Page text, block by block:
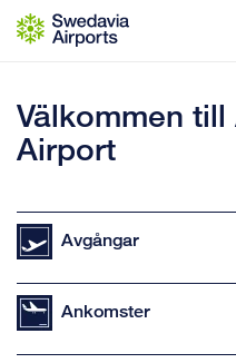
Gå till innehåll
Välkommen
Airport
Avgångar
Ankomster